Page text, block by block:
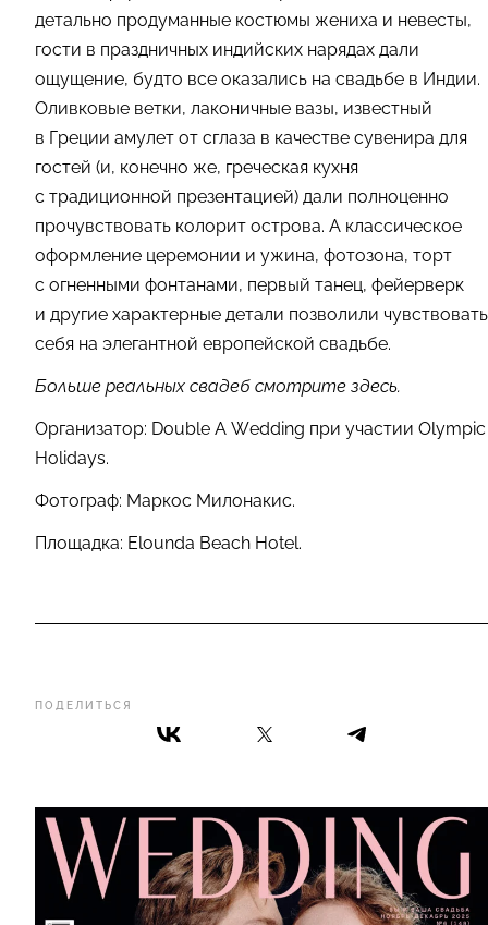
ПОДЕЛИТЬСЯ
детально продуманные костюмы жениха и невесты,
гости в праздничных индийских нарядах дали
ощущение, будто все оказались на свадьбе в Индии.
Оливковые ветки, лаконичные вазы, известный
в Греции амулет от сглаза в качестве сувенира для
гостей (и, конечно же, греческая кухня
с традиционной презентацией) дали полноценно
прочувствовать колорит острова. А классическое
оформление церемонии и ужина, фотозона, торт
с огненными фонтанами, первый танец, фейерверк
и другие характерные детали позволили чувствовать
себя на элегантной европейской свадьбе.
Больше реальных свадеб смотрите здесь.
Организатор: Double A Wedding при участии Olympic
Holidays.
Фотограф: Маркос Милонакис.
Площадка: Elounda Beach Hotel.